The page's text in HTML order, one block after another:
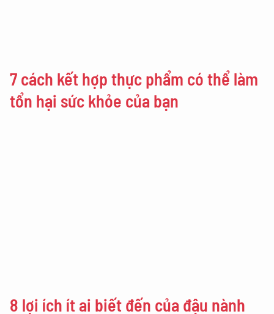
7 cách kết hợp thực phẩm có thể làm
tổn hại sức khỏe của bạn
8 lợi ích ít ai biết đến của đậu nành